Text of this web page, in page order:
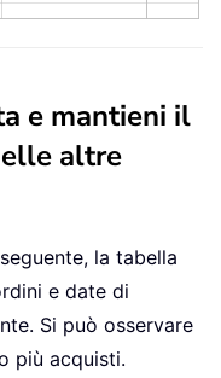
e mantieni il
altre
la tabella
e date di
Si può osservare
più acquisti.